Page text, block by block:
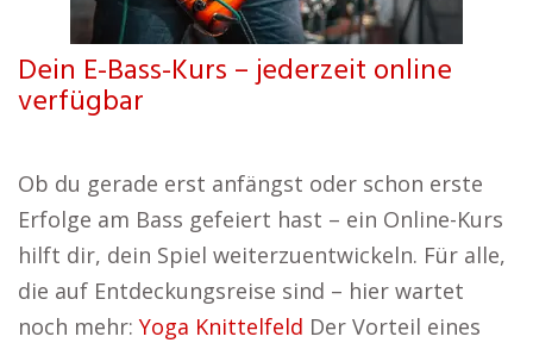
Dein E-Bass-Kurs – jederzeit online
verfügbar
Ob du gerade erst anfängst oder schon erste
Erfolge am Bass gefeiert hast – ein Online-Kurs
hilft dir, dein Spiel weiterzuentwickeln. Für alle,
die auf Entdeckungsreise sind – hier wartet
noch mehr: Yoga Knittelfeld Der Vorteil eines